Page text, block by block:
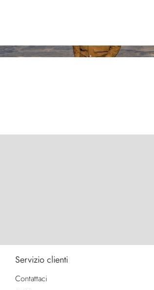
Servizio clienti
Contattaci